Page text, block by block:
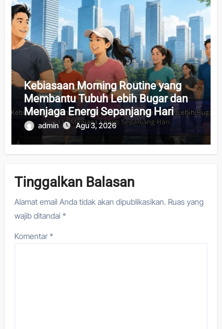
Kebiasaan Morning Routine yang
Membantu Tubuh Lebih Bugar dan
Menjaga Energi Sepanjang Hari
admin Agu 3, 2026
Tinggalkan Balasan
Alamat email Anda tidak akan dipublikasikan. Ruas yang
wajib ditandai*
Komentar*